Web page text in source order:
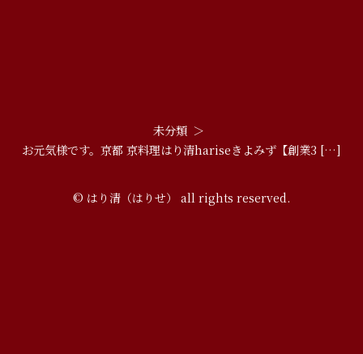
未分類
お元気様です。京都 京料理はり清hariseきよみず【創業3 […]
© はり清（はりせ） all rights reserved.